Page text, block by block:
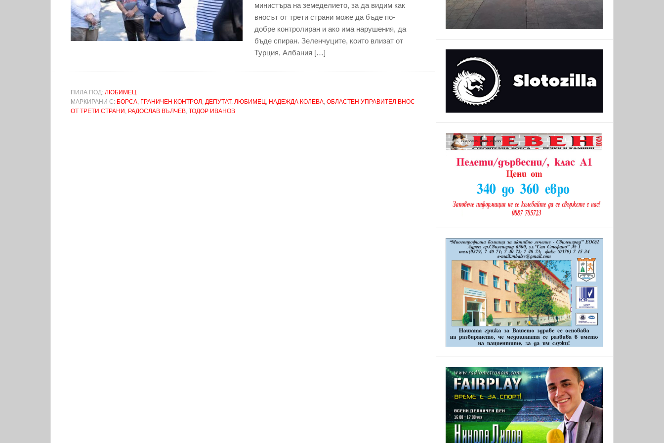
министъра на земеделието, за да видим как
вносът от трети страни може да бъде по-
добре контролиран и ако има нарушения, да
бъде спиран. Зеленчуците, които влизат от
Турция, Албания […]
ПИЛА ПОД: ЛЮБИМЕЦ
МАРКИРАНИ С: БОРСА, ГРАНИЧЕН КОНТРОЛ , ДЕПУТАТ, ЛЮБИМЕЦ, НАДЕЖДА КОЛЕВА, ОБЛАСТЕН УПРАВИТЕЛ ВНОС
ОТ ТРЕТИ СТРАНИ , РАДОСЛАВ ВЪЛЧЕВ, ТОДОР ИВАНОВ